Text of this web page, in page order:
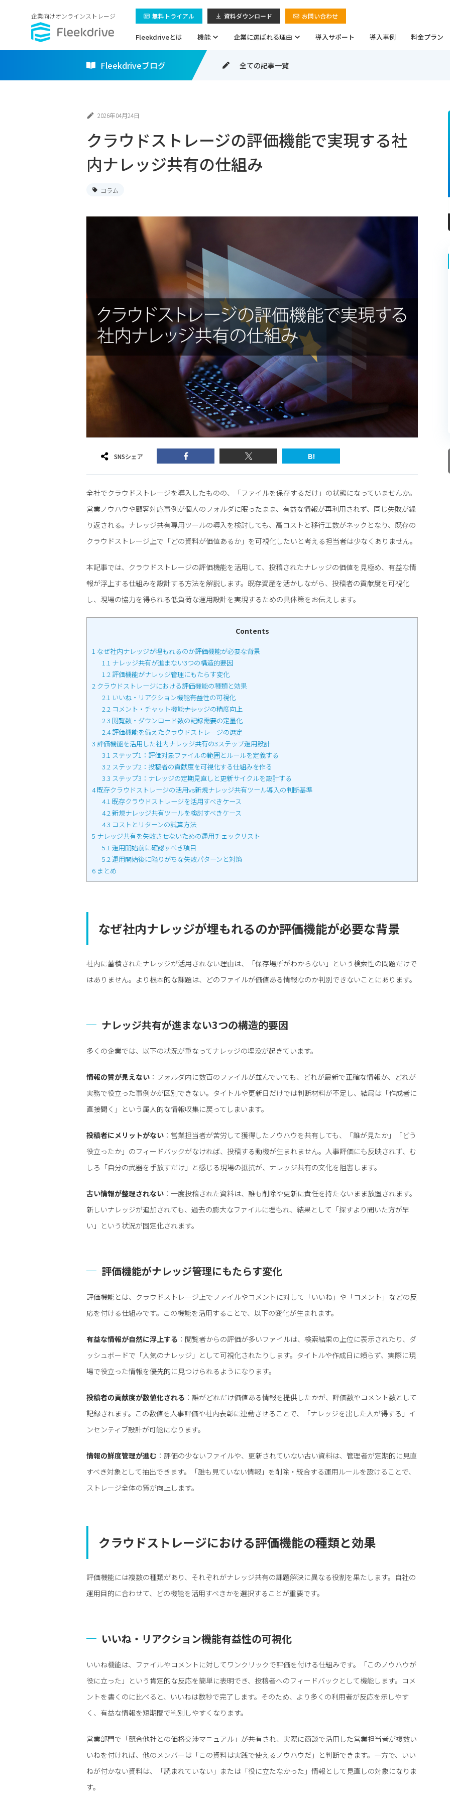
企業向けオンラインストレージ 無料トライアル 資料ダウンロード お問い合わせ
Fleekdriveとは 機能 企業に選ばれる理由 導入サポート 導入事例 料金プラン
Fleekdriveブログ 全ての記事一覧
2026年04月24日
クラウドストレージの評価機能で実現する社
内ナレッジ共有の仕組み
コラム
SNSシェア B!
全社でクラウドストレージを導入したものの、「ファイルを保存するだけ」の状態になっていませんか。
営業ノウハウや顧客対応事例が個人のフォルダに眠ったまま、有益な情報が再利用されず、同じ失敗が繰
り返される。ナレッジ共有専用ツールの導入を検討しても、高コストと移行工数がネックとなり、既存の
クラウドストレージ上で「どの資料が価値あるか」を可視化したいと考える担当者は少なくありません。
本記事では、クラウドストレージの評価機能を活用して、投稿されたナレッジの価値を見極め、有益な情
報が浮上する仕組みを設計する方法を解説します。既存資産を活かしながら、投稿者の貢献度を可視化
し、現場の協力を得られる低負荷な運用設計を実現するための具体策をお伝えします。
Contents
1 なぜ社内ナレッジが埋もれるのか――評価機能が必要な背景
1.1 ナレッジ共有が進まない3つの構造的要因
1.2評価機能がナレッジ管理にもたらす変化
2 クラウドストレージにおける評価機能の種類と効果
2.1 いいね・リアクション機能――有益性の可視化
2.2コメント・チャット機能――ナレッジの精度向上
2.3 閲覧数・ダウンロード数の記録――需要の定量化
2.4評価機能を備えたクラウドストレージの選定
3 評価機能を活用した社内ナレッジ共有の3ステップ運用設計
3.1 ステップ1：評価対象ファイルの範囲とルールを定義する
3.2ステップ2：投稿者の貢献度を可視化する仕組みを作る
3.3 ステップ3：ナレッジの定期見直しと更新サイクルを設計する
4既存クラウドストレージの活用vs新規ナレッジ共有ツール導入の判断基準
4.1 既存クラウドストレージを活用すべきケース
4.2新規ナレッジ共有ツールを検討すべきケース
4.3 コストとリターンの試算方法
5 ナレッジ共有を失敗させないための運用チェックリスト
5.1 運用開始前に確認すべき項目
5.2運用開始後に陥りがちな失敗パターンと対策
6 まとめ
なぜ社内ナレッジが埋もれるのか――評価機能が必要な背景
社内に蓄積されたナレッジが活用されない理由は、「保存場所がわからない」という検索性の問題だけで
はありません。より根本的な課題は、どのファイルが価値ある情報なのか判別できないことにあります。
ナレッジ共有が進まない3つの構造的要因
多くの企業では、以下の状況が重なってナレッジの埋没が起きています。
情報の質が見えない ：フォルダ内に数百のファイルが並んでいても、どれが最新で正確な情報か、どれが
実務で役立った事例かが区別できない。タイトルや更新日だけでは判断材料が不足し、結局は「作成者に
直接聞く」という属人的な情報収集に戻ってしまいます。
投稿者にメリットがない ：営業担当者が苦労して獲得したノウハウを共有しても、「誰が見たか」「どう
役立ったか」のフィードバックがなければ、投稿する動機が生まれません。人事評価にも反映されず、む
しろ「自分の武器を手放すだけ」と感じる現場の抵抗が、ナレッジ共有の文化を阻害します。
古い情報が整理されない ：一度投稿された資料は、誰も削除や更新に責任を持たないまま放置されます。
新しいナレッジが追加されても、過去の膨大なファイルに埋もれ、結果として「探すより聞いた方が早
い」という状況が固定化されます。
評価機能がナレッジ管理にもたらす変化
評価機能とは、クラウドストレージ上でファイルやコメントに対して「いいね」や「コメント」などの反
応を付ける仕組みです。この機能を活用することで、以下の変化が生まれます。
有益な情報が自然に浮上する ：閲覧者からの評価が多いファイルは、検索結果の上位に表示されたり、ダ
ッシュボードで「人気のナレッジ」として可視化されたりします。タイトルや作成日に頼らず、実際に現
場で役立った情報を優先的に見つけられるようになります。
投稿者の貢献度が数値化される ：誰がどれだけ価値ある情報を提供したかが、評価数やコメント数として
記録されます。この数値を人事評価や社内表彰に連動させることで、「ナレッジを出した人が得する」イ
ンセンティブ設計が可能になります。
情報の鮮度管理が進む ：評価の少ないファイルや、更新されていない古い資料は、管理者が定期的に見直
すべき対象として抽出できます。「誰も見ていない情報」を削除・統合する運用ルールを設けることで、
ストレージ全体の質が向上します。
クラウドストレージにおける評価機能の種類と効果
評価機能には複数の種類があり、それぞれがナレッジ共有の課題解決に異なる役割を果たします。自社の
運用目的に合わせて、どの機能を活用すべきかを選択することが重要です。
いいね・リアクション機能――有益性の可視化
いいね機能は、ファイルやコメントに対してワンクリックで評価を付ける仕組みです。「このノウハウが
役に立った」という肯定的な反応を簡単に表明でき、投稿者へのフィードバックとして機能します。コメ
ントを書くのに比べると、いいねは数秒で完了します。そのため、より多くの利用者が反応を示しやす
く、有益な情報を短期間で判別しやすくなります。
営業部門で「競合他社との価格交渉マニュアル」が共有され、実際に商談で活用した営業担当者が複数い
いねを付ければ、他のメンバーは「この資料は実践で使えるノウハウだ」と判断できます。一方で、いい
ねが付かない資料は、「読まれていない」または「役に立たなかった」情報として見直しの対象になりま
す。